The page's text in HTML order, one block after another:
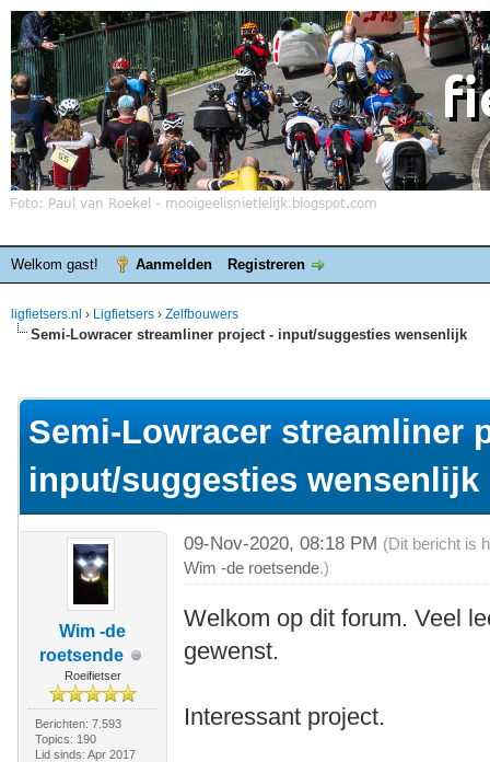
Welkom gast! Aanmelden Registreren
ligfietsers.nl › Ligfietsers › Zelfbouwers
Semi-Lowracer streamliner project - input/suggesties wensenlijk
Semi-Lowracer streamliner
input/suggesties wensenlijk
Wim -de
roetsende
Roeifietser
Berichten: 7.593
Topics: 190
Lid sinds: Apr 2017
09-Nov-2020, 08:18 PM (Dit bericht is
Wim -de roetsende.)
Welkom op dit forum. Veel
gewenst.
Interessant project.